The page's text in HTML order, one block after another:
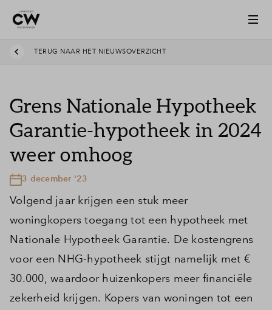
TERUG NAAR HET NIEUWSOVERZICHT
Grens Nationale Hypotheek
Garantie-hypotheek in 2024
weer omhoog
3 december '23
Volgend jaar krijgen een stuk meer
woningkopers toegang tot een hypotheek met
Nationale Hypotheek Garantie. De kostengrens
voor een NHG-hypotheek stijgt namelijk met €
30.000, waardoor huizenkopers meer financiële
zekerheid krijgen. Kopers van woningen tot een